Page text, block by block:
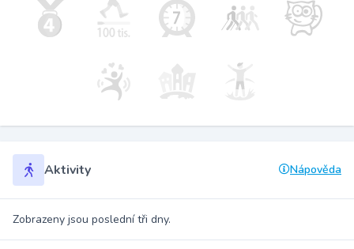
Aktivity Nápověda
Zobrazeny jsou poslední tři dny.